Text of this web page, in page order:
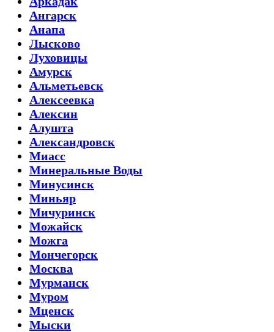
Ангарск
Анапа
Лысково
Луховицы
Амурск
Альметьевск
Алексеевка
Алексин
Алушта
Александровск
Миасс
Минеральные Воды
Минусинск
Миньяр
Мичуринск
Можайск
Можга
Мончегорск
Москва
Мурманск
Муром
Мценск
Мыски